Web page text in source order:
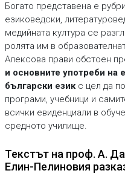
Богато представена е
езиковедски,
медийната култура се
ролята им в
Алексова прави обстоен
и основните употреби на
български езикс цел да
програми, учебници и
всички евиденциали в
средното училище.
Текстът на проф. А.
Елин-Пелиновия